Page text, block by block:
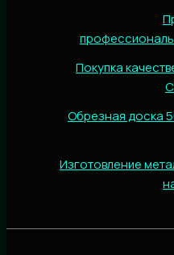
Покупка
Обрезная доска
Изготовление